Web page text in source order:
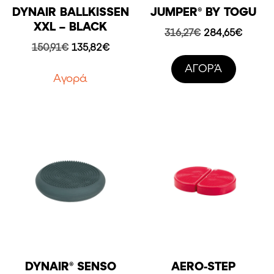
DYNAIR BALLKISSEN
XXL – BLACK
150,91€ Original
was:
150,91€.
135,82€Η
Aγορά
JUMPER® BY TOGU
316,27€ Original
316,27€.
284,65€Η
AΓΟΡΆ
DYNAIR® SENSO
AERO-STEP